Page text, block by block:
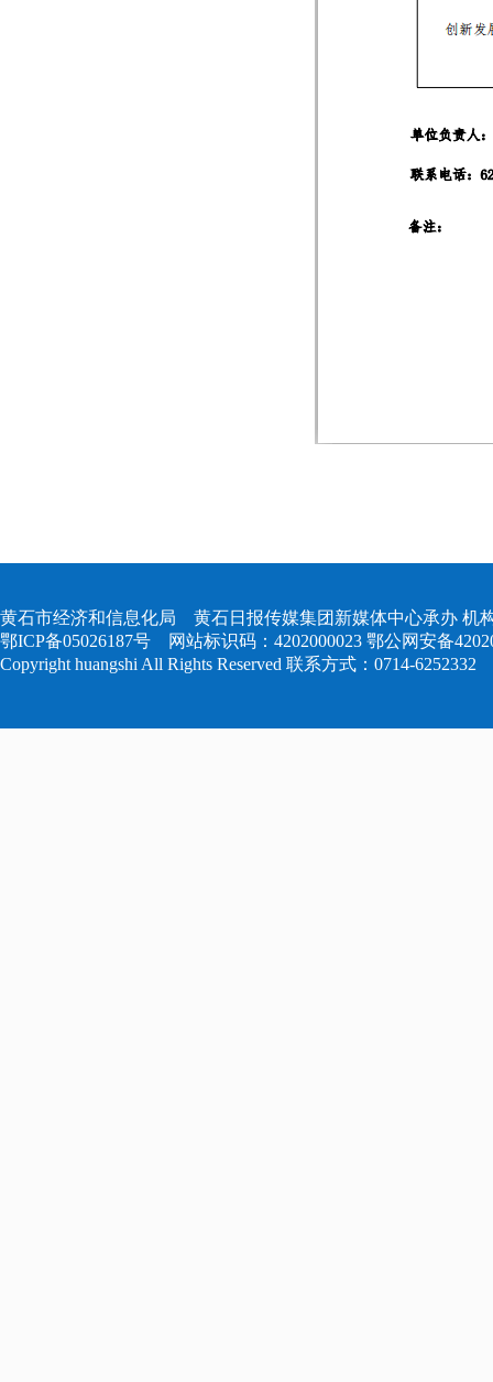
黄石市经济和信息化局 黄石日报传媒集团新媒体中心承办 机
鄂ICP备05026187号 网站标识码：4202000023 鄂公网安备
Copyright huangshi All Rights Reserved 联系方式：0714-6252332